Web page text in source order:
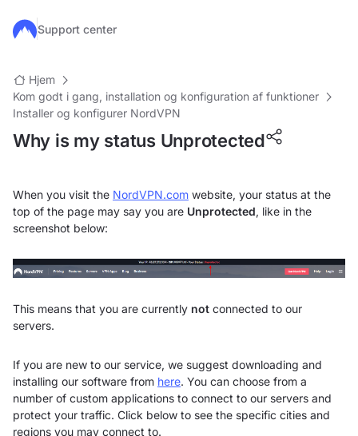
Gå til hovedindhold
Support center
Hjem
Kom godt i gang, installation og konfiguration af funktioner
Installer og konfigurer NordVPN
Why is my status Unprotected
When you visit the NordVPN.com website, your status at the
top of the page may say you are Unprotected, like in the
screenshot below:
This means that you are currently not connected to our
servers.
If you are new to our service, we suggest downloading and
installing our software from here. You can choose from a
number of custom applications to connect to our servers and
protect your traffic. Click below to see the specific cities and
regions you may connect to.